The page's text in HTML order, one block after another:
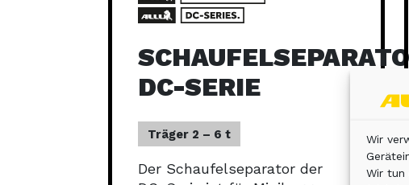
Wir
Wir tun
DC-SERIE
Träger 2 – 6 t
Der Schaufelseparator der